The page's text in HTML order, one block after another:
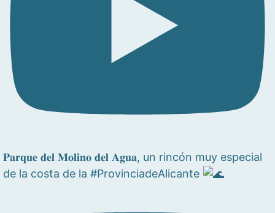
𝐏𝐚𝐫𝐪𝐮𝐞 𝐝𝐞𝐥 𝐌𝐨𝐥𝐢𝐧𝐨 𝐝𝐞𝐥 𝐀𝐠𝐮𝐚, un rincón muy especial
de la costa de la #ProvinciadeAlicante